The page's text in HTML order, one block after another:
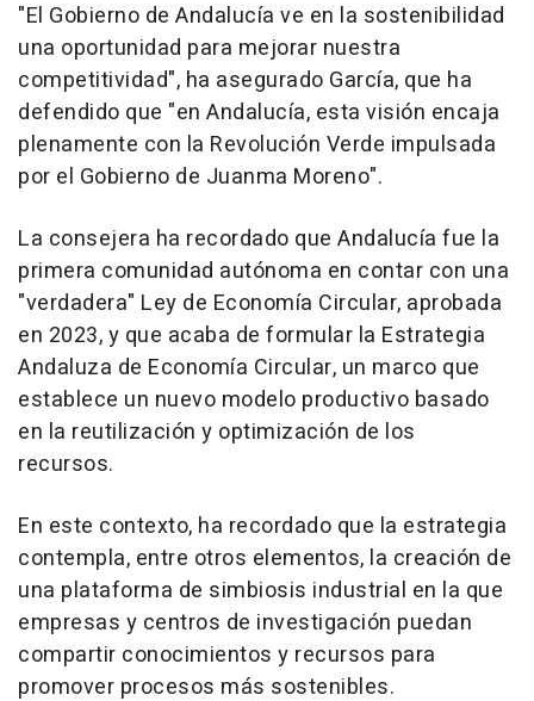
"El Gobierno de Andalucía ve en la sostenibilidad
una oportunidad para mejorar nuestra
competitividad", ha asegurado García, que ha
defendido que "en Andalucía, esta visión encaja
plenamente con la Revolución Verde impulsada
por el Gobierno de Juanma Moreno".
La consejera ha recordado que Andalucía fue la
primera comunidad autónoma en contar con una
"verdadera" Ley de Economía Circular, aprobada
en 2023, y que acaba de formular la Estrategia
Andaluza de Economía Circular, un marco que
establece un nuevo modelo productivo basado
en la reutilización y optimización de los
recursos.
En este contexto, ha recordado que la estrategia
contempla, entre otros elementos, la creación de
una plataforma de simbiosis industrial en la que
empresas y centros de investigación puedan
compartir conocimientos y recursos para
promover procesos más sostenibles.